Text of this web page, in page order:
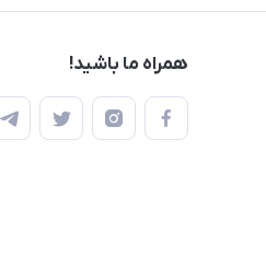
همراه ما باشید!